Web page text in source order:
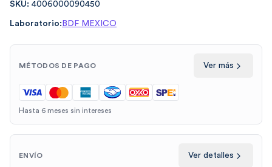
SKU: 4006000090450
Laboratorio: BDF MEXICO
MÉTODOS DE PAGO Ver más
Hasta 6 meses sin intereses
ENVÍO Ver detalles